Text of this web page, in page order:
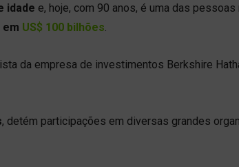
idade e, hoje, com 90 anos, é uma das pessoas
US$ 100 bilhões
da empresa de investimentos Berkshire
, detém participações em diversas grandes